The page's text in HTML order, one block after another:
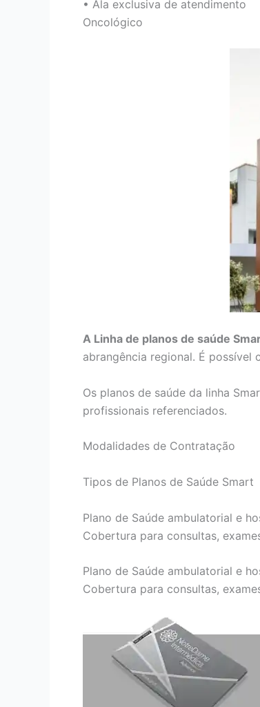
• Ala exclusiva de atendimento
Oncológico
A Linha de planos de saúde
abrangência regional. É
Os planos de saúde da linha
profissionais referenciados.
Modalidades de Contratação
Tipos de Planos de Saúde Smart
Plano de Saúde ambulatorial e
Cobertura para consultas,
Plano de Saúde ambulatorial e
Cobertura para consultas,